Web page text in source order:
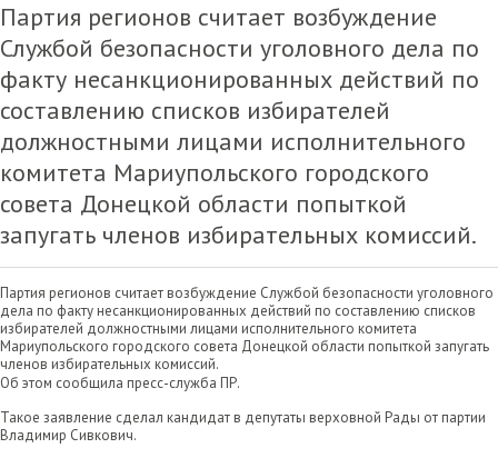
Партия регионов считает возбуждение
Службой безопасности уголовного дела по
факту несанкционированных действий по
составлению списков избирателей
должностными лицами исполнительного
комитета Мариупольского городского
совета Донецкой области попыткой
запугать членов избирательных комиссий.
Партия регионов считает возбуждение Службой безопасности уголовного
дела по факту несанкционированных действий по составлению списков
избирателей должностными лицами исполнительного комитета
Мариупольского городского совета Донецкой области попыткой запугать
членов избирательных комиссий.
Об этом сообщила пресс-служба ПР.
Такое заявление сделал кандидат в депутаты верховной Рады от партии
Владимир Сивкович.